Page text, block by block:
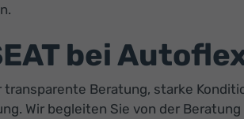
bei
Beratung, starke
Wir begleiten Sie von der